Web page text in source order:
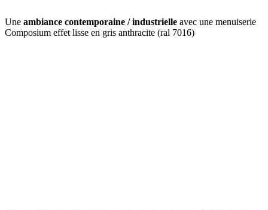
Une ambiance contemporaine / industrielle avec une menuiserie
Composium effet lisse en gris anthracite (ral 7016)